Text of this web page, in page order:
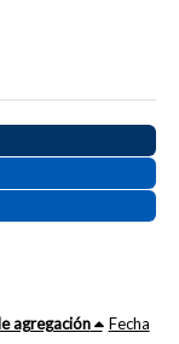
agregación Fecha